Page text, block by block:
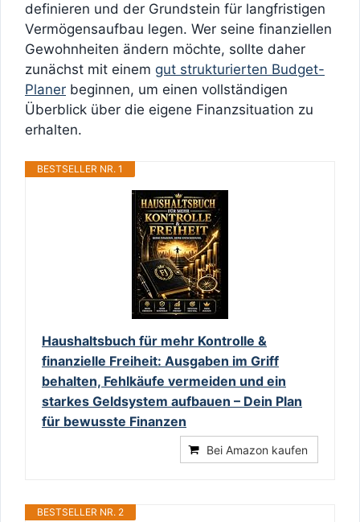
definieren und der Grundstein für langfristigen
Vermögensaufbau legen. Wer seine finanziellen
Gewohnheiten ändern möchte, sollte daher
zunächst mit einem gut strukturierten Budget-
Planer beginnen, um einen vollständigen
Überblick über die eigene Finanzsituation zu
erhalten.
BESTSELLER NR. 1
Haushaltsbuch für mehr Kontrolle &
finanzielle Freiheit: Ausgaben im Griff
behalten, Fehlkäufe vermeiden und ein
starkes Geldsystem aufbauen – Dein Plan
für bewusste Finanzen
Bei Amazon kaufen
BESTSELLER NR. 2